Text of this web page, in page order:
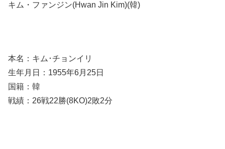
キム・ファンジン(Hwan Jin Kim)(韓)
本名：キム･チョンイリ
生年月日：1955年6月25日
国籍：韓
戦績：26戦22勝(8KO)2敗2分